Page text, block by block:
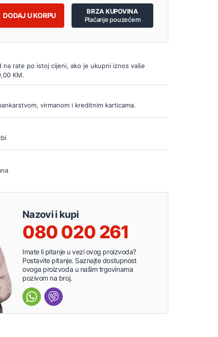
DODAJ U KORPU
BRZA KUPOVINA
Plaćanje pouzećem
na rate po istoj cijeni, ako je ukupni iznos vaše
KM.
virmanom i kreditnim karticama.
Nazovi i kupi
080 020 261
Imate li pitanje u vezi ovog proizvoda?
Postavite pitanje. Saznajte dostupnost
ovoga proizvoda u našim trgovinama
pozivom na broj.